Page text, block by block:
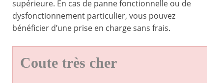
supérieure. En cas de panne fonctionnelle ou de
dysfonctionnement particulier, vous pouvez
bénéficier d’une prise en charge sans frais.
Coute très cher